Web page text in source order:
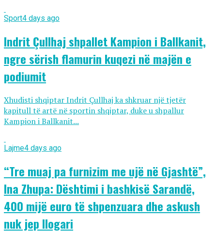
Sport4 days ago
Indrit Çullhaj shpallet Kampion i Ballkanit,
ngre sërish flamurin kuqezi në majën e
podiumit
Xhudisti shqiptar Indrit Çullhaj ka shkruar një tjetër
kapitull të artë në sportin shqiptar, duke u shpallur
Kampion i Ballkanit...
Lajme4 days ago
“Tre muaj pa furnizim me ujë në Gjashtë”,
Ina Zhupa: Dështimi i bashkisë Sarandë,
400 mijë euro të shpenzuara dhe askush
nuk jep llogari